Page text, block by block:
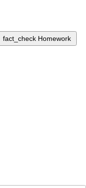
fact_check Homework